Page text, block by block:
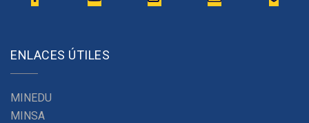
ENLACES ÚTILES
MINEDU
MINSA